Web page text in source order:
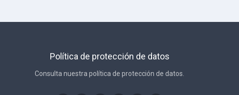
Política de protección de datos
Consulta nuestra política de protección de datos.